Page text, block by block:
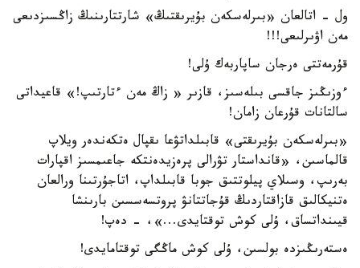
ول - اتالعان «بىرلەسكەن بۇيرىقتىڭ» شارتتارىنىڭ زاڭسىزدىعى
مەن اۋىرلىعى!!!
قۇرمەتتى ەرجان ساپاربەك ۇلى!
ءوزىڭىز جاقسى بىلەسىز، قازىر « زاڭ مەن ءتارتىپ!» قاعيداتى
سالتانات قۇرعان زامان!
«بىرلەسكەن بۇيرىقتى» قابىلداتۋعا ىقپال ەتكەندەر ويلاپ
قالماسىن، «قانداستار تۋرالى پرەزيدەنتكە جاعىمسىز اقپارات
بەرىپ، وسىلاي پيلوتتىق جوبا قابىلداپ، اتاجۇرتىنا ورالعان
ەتنيكالىق قازاقتاردىڭ قۇجاتتانۋ پروتسەسسىن بارىنشا
قيىنداتساق، ۇلى كوش توقتايدى...»، - دەپ!
ەستەرىڭىزدە بولسىن، ۇلى كوش ماڭگى توقتامايدى!